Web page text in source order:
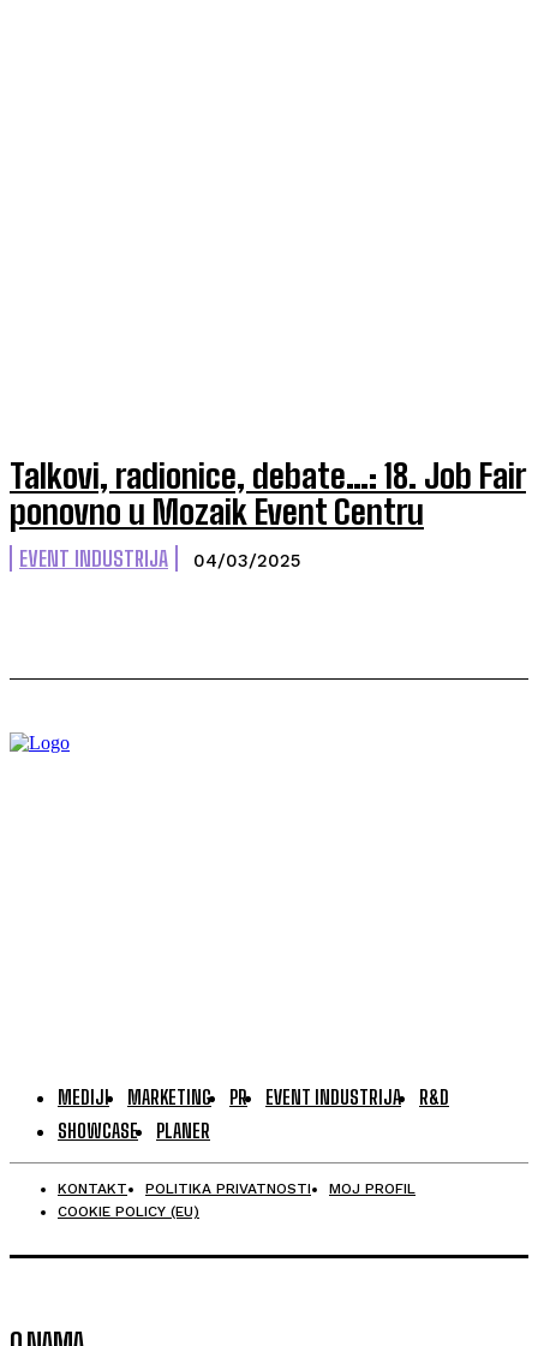
Talkovi, radionice, debate…: 18. Job Fair
ponovno u Mozaik Event Centru
EVENT INDUSTRIJA 04/03/2025
MEDIJI MARKETING PR EVENT INDUSTRIJA
R&D
SHOWCASE
PLANER
KONTAKT POLITIKA PRIVATNOSTI
MOJ PROFIL
COOKIE POLICY (EU)